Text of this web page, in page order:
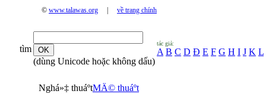
© www.talawas.org về trang chính
tìm
(dùng Unicode hoặc không dấu)
tác giả:
A B C D Đ E F G H I J K L
Nghá»‡ thuáº­tMÄ© thuáº­t